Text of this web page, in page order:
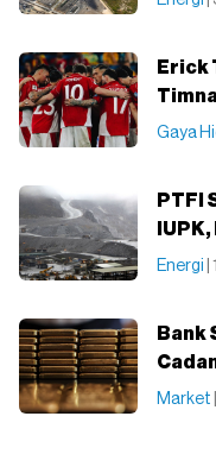
Erick
Gaya
PTFI
Energi
Bank
Market